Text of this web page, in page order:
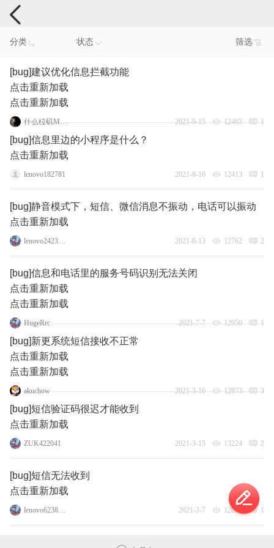
手机反馈
分类 状态 筛选
[bug]建议优化信息拦截功能
点击重新加载
点击重新加载
什么柆矶Moto 2021-9-15 12465 1
[bug]信息里边的小程序是什么？
点击重新加载
lenovo182781 2021-8-16 12413 1
[bug]静音模式下，短信、微信消息不振动，电话可以振动
点击重新加载
lenovo24235593 2021-8-13 12762 2
[bug]信息和电话里的服务号码识别无法关闭
点击重新加载
点击重新加载
HugeRrc 2021-7-7 12950 1
[bug]新更系统短信接收不正常
点击重新加载
点击重新加载
akuchow 2021-3-16 12873 3
[bug]短信验证码很迟才能收到
点击重新加载
ZUK422041 2021-3-15 13224 2
[bug]短信无法收到
点击重新加载
lenovo62388343 2021-3-7 12036 1